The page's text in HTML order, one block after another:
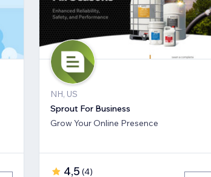
NH, US
Sprout For Business
Grow Your Online Presence
4,5 (4)